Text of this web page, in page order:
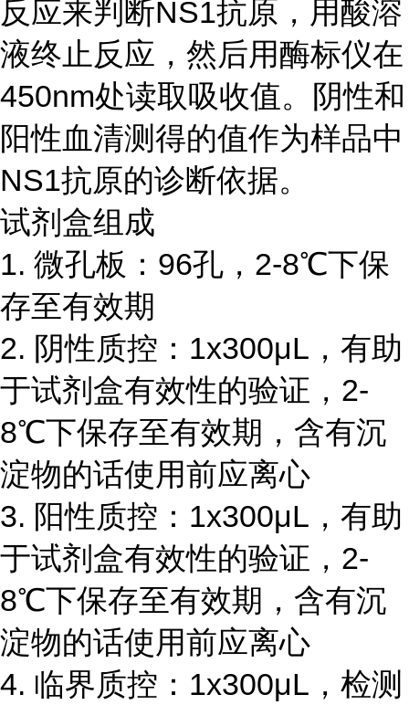
反应来判断NS1抗原，用酸溶
液终止反应，然后用酶标仪在
450nm处读取吸收值。阴性和
阳性血清测得的值作为样品中
NS1抗原的诊断依据。
试剂盒组成
1. 微孔板：96孔，2-8℃下保
存至有效期
2. 阴性质控：1x300μL，有助
于试剂盒有效性的验证，2-
8℃下保存至有效期，含有沉
淀物的话使用前应离心
3. 阳性质控：1x300μL，有助
于试剂盒有效性的验证，2-
8℃下保存至有效期，含有沉
淀物的话使用前应离心
4. 临界质控：1x300μL，检测